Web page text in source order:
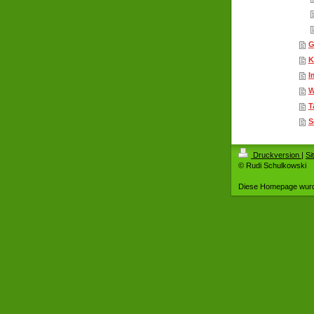
Druckversion |
© Rudi Schulkowski
Diese Homepage